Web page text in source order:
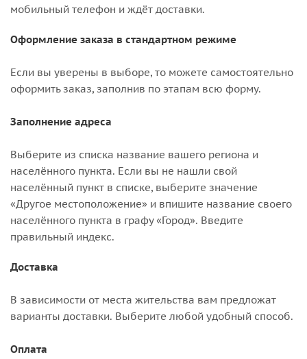
мобильный телефон и ждёт доставки.
Оформление заказа в стандартном режиме
Если вы уверены в выборе, то можете самостоятельно
оформить заказ, заполнив по этапам всю форму.
Заполнение адреса
Выберите из списка название вашего региона и
населённого пункта. Если вы не нашли свой
населённый пункт в списке, выберите значение
«Другое местоположение» и впишите название своего
населённого пункта в графу «Город». Введите
правильный индекс.
Доставка
В зависимости от места жительства вам предложат
варианты доставки. Выберите любой удобный способ.
Оплата